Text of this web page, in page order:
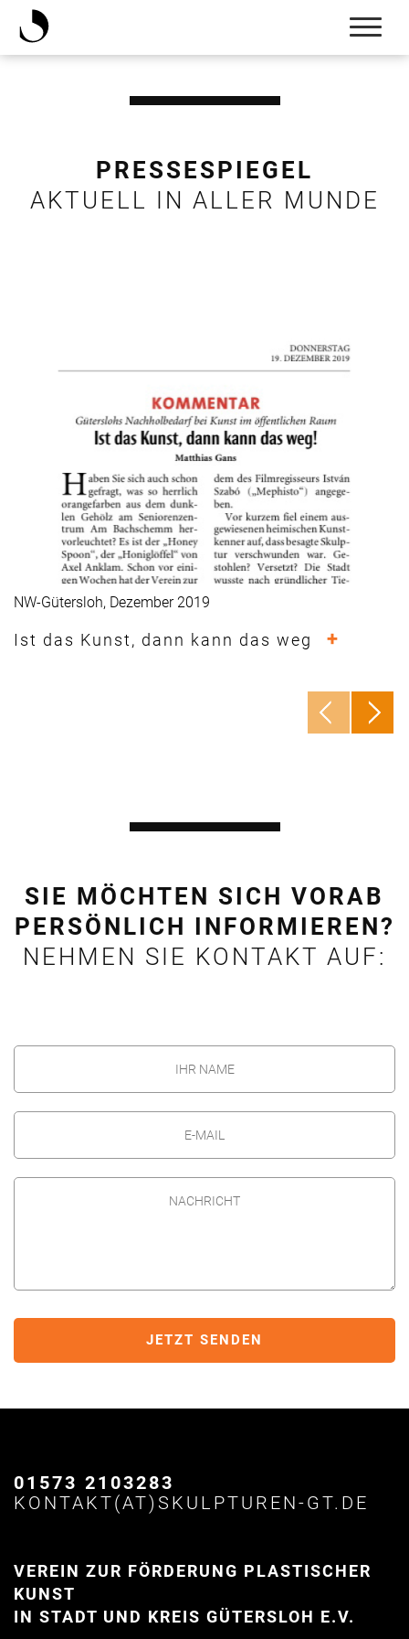
PRESSESPIEGEL
AKTUELL IN ALLER MUNDE
NW-Gütersloh, Dezember 2019
Ist das Kunst, dann kann das weg +
SIE MÖCHTEN SICH VORAB
PERSÖNLICH INFORMIEREN?
NEHMEN SIE KONTAKT AUF:
01573 2103283
KONTAKT(AT)SKULPTUREN-GT.DE
VEREIN ZUR FÖRDERUNG PLASTISCHER
KUNST
IN STADT UND KREIS GÜTERSLOH E.V.